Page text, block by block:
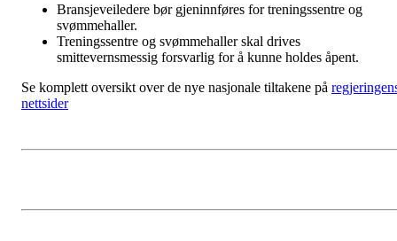
Bransjeveiledere bør gjeninnføres for treningssentre og
svømmehaller.
Treningssentre og svømmehaller skal drives
smittevernsmessig forsvarlig for å kunne holdes åpent.
Se komplett oversikt over de nye nasjonale tiltakene på
nettsider